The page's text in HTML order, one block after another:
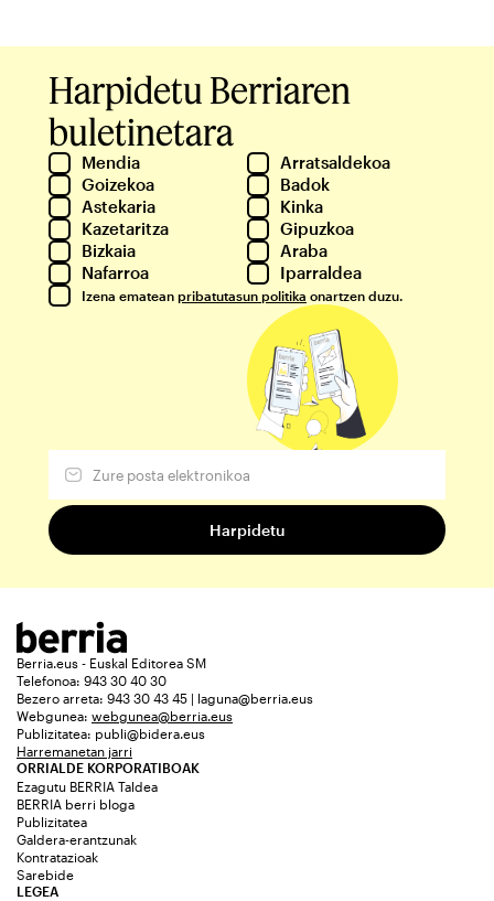
Harpidetu Berriaren
buletinetara
Mendia
Arratsaldekoa
Goizekoa
Badok
Astekaria
Kinka
Kazetaritza
Gipuzkoa
Bizkaia
Araba
Nafarroa
Iparraldea
Izena ematean pribatutasun politika onartzen duzu.
Berria.eus - Euskal Editorea SM
Telefonoa: 943 30 40 30
Bezero arreta: 943 30 43 45 | laguna@berria.eus
Webgunea: webgunea@berria.eus
Publizitatea: publi@bidera.eus
Harremanetan jarri
ORRIALDE KORPORATIBOAK
Ezagutu BERRIA Taldea
BERRIA berri bloga
Publizitatea
Galdera-erantzunak
Kontratazioak
Sarebide
LEGEA